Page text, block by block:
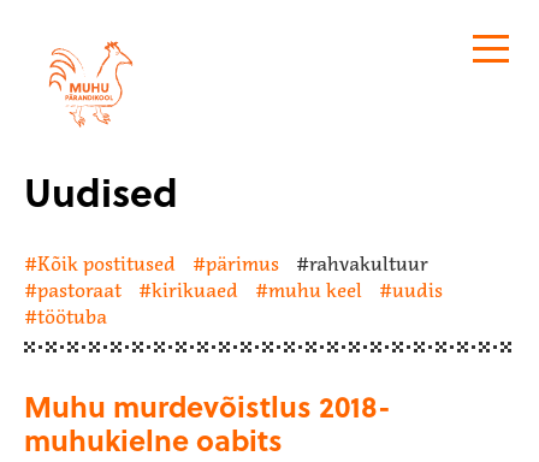
Muhu Pärandikool
Uudised
Kõik postitused pärimus
rahvakultuur
pastoraat
kirikuaed muhu keel
uudis
töötuba
Muhu murdevõistlus 2018-
muhukielne oabits